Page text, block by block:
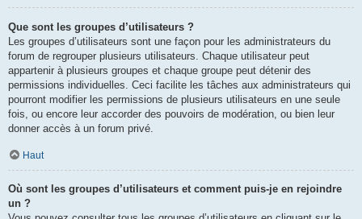
Que sont les groupes d’utilisateurs ?
Les groupes d’utilisateurs sont une façon pour les administrateurs du
forum de regrouper plusieurs utilisateurs. Chaque utilisateur peut
appartenir à plusieurs groupes et chaque groupe peut détenir des
permissions individuelles. Ceci facilite les tâches aux administrateurs qui
pourront modifier les permissions de plusieurs utilisateurs en une seule
fois, ou encore leur accorder des pouvoirs de modération, ou bien leur
donner accès à un forum privé.
Haut
Où sont les groupes d’utilisateurs et comment puis-je en rejoindre
un ?